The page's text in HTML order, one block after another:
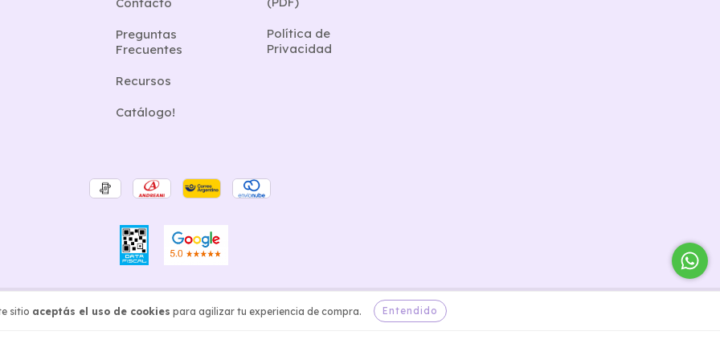
sitio aceptás el uso de cookies para agilizar tu experiencia de compra. Entendido
Preguntas
Frecuentes
Recursos
Catálogo!
Política de
Privacidad
acá. / Botón de arrepentimiento